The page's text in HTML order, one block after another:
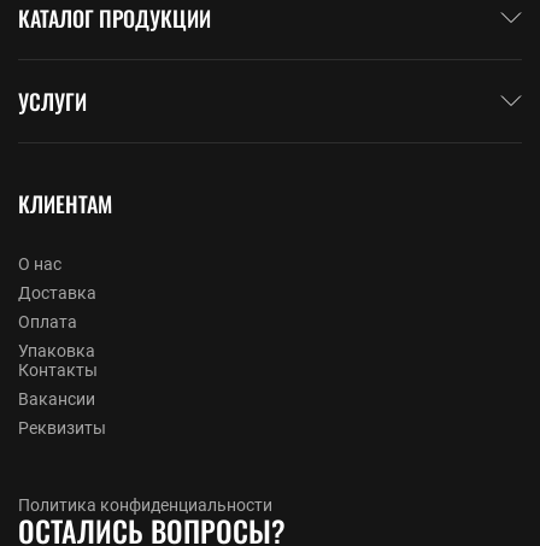
КАТАЛОГ ПРОДУКЦИИ
УСЛУГИ
КЛИЕНТАМ
О нас
Доставка
Оплата
Упаковка
Контакты
Вакансии
Реквизиты
Политика конфиденциальности
ОСТАЛИСЬ ВОПРОСЫ?